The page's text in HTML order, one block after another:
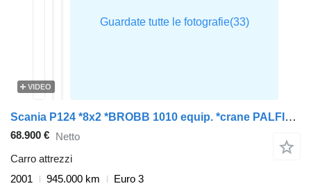
VIDEO
Scania P124 *8x2 *BROBB 1010 equip. *crane PALFINGER PK 27002 *2x WINCH
68.900 € Netto
Carro attrezzi
2001
945.000 km
Euro 3